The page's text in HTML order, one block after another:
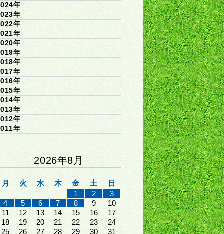
年
年
年
年
年
年
年
年
年
年
年
年
年
年
2026年8月
月 火 水 木 金 土
日
1
2
3
4
5 6 7 8 9
10
11
12 13 14 15 16
17
18
19 20 21 22 23
24
25
26 27 28 29 30 31